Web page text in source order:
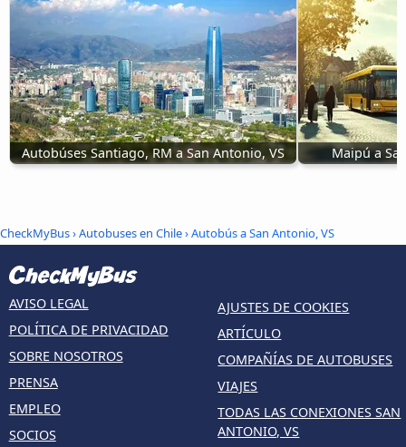
Autobúses Santiago, RM a San Antonio, VS Maipú a
CheckMyBus›Autobuses en Chile› Autobús a San Antonio, VS
AVISO LEGAL
POLÍTICA DE PRIVACIDAD
SOBRE NOSOTROS
PRENSA
EMPLEO
SOCIOS
AJUSTES DE COOKIES
ARTÍCULO
COMPAÑÍAS DE AUTOBUSES
VIAJES
TODAS LAS CONEXIONES SAN
ANTONIO, VS